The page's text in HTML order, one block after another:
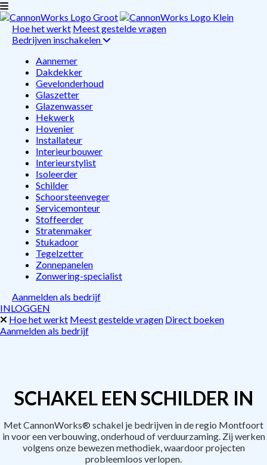
Hoe het werkt Meest gestelde vragen
Bedrijven inschakelen
Aannemer
Dakdekker
Gevelonderhoud
Glaszetter
Glazenwasser
Hekwerk
Hovenier
Installateur
Interieurbouwer
Interieurstylist
Isoleerder
Schilder
Schoorsteenveger
Servicemonteur
Stoffeerder
Stratenmaker
Stukadoor
Tegelzetter
Zonnepanelen
Zonwering-specialist
Aanmelden als bedrijf
INLOGGEN
Hoe het werkt Meest gestelde vragen Direct boeken
Aanmelden als bedrijf
SCHAKEL EEN SCHILDER IN
Met CannonWorks® schakel je bedrijven in de regio Montfoort
in voor een verbouwing, onderhoud of verduurzaming. Zij werken
volgens onze bewezen methodiek, waardoor projecten
probleemloos verlopen.